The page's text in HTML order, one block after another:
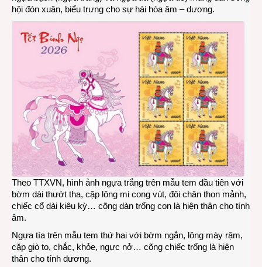
hội đón xuân, biểu trưng cho sự hài hòa âm – dương.
Theo TTXVN, hình ảnh ngựa trắng trên mẫu tem đầu tiên với
bờm dài thướt tha, cặp lông mi cong vút, đôi chân thon mảnh,
chiếc cổ dài kiêu kỳ… cõng dàn trống con là hiện thân cho tính
âm.
Ngựa tía trên mẫu tem thứ hai với bờm ngắn, lông mày rậm,
cặp giò to, chắc, khỏe, ngực nở… cõng chiếc trống là hiện
thân cho tính dương.